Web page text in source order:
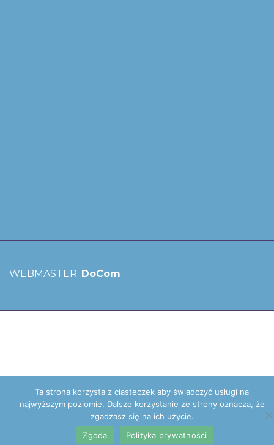
WEBMASTER: DoCom
Ta strona korzysta z ciasteczek aby świadczyć usługi na
najwyższym poziomie. Dalsze korzystanie ze strony oznacza, że
zgadzasz się na ich użycie.
Zgoda
Polityka prywatności